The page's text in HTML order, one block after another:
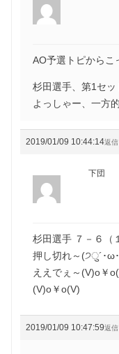
AO予選トピからこ
杉田選手、第1セッ
よっしゃー、一方
2019/01/09 10:44:14返信
下団
杉田選手 ７－６（
押し切れ～(੭ु´･ω
ええでぇ～(V)o￥
(V)o￥o(V)
2019/01/09 10:47:59返信